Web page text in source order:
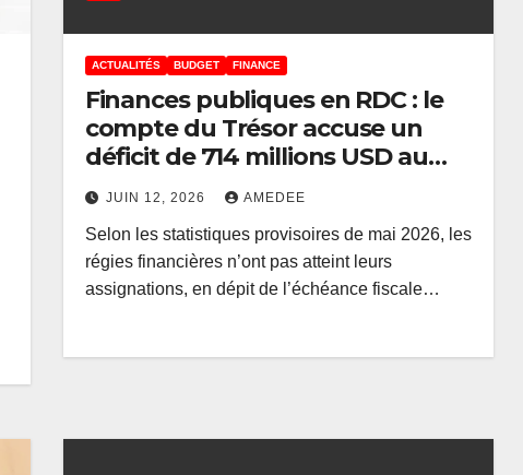
ACTUALITÉS BUDGET FINANCE
Finances publiques en RDC : le
compte du Trésor accuse un
déficit de 714 millions USD au
mois de mai 2026 malgré
l’échéance fiscale
JUIN 12, 2026 AMEDEE
Selon les statistiques provisoires de mai 2026, les
régies financières n’ont pas atteint leurs
assignations, en dépit de l’échéance fiscale…
Mulumba